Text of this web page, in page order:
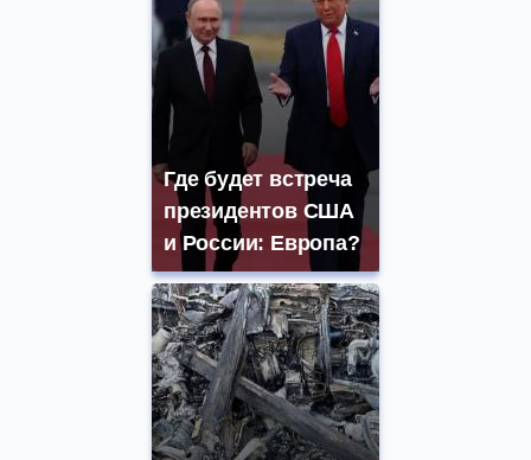
Где будет встреча
президентов США
и России: Европа?